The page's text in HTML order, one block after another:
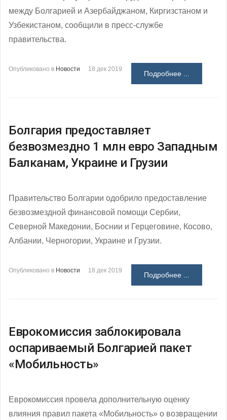
между Болгарией и Азербайджаном, Киргизстаном и
Узбекистаном, сообщили в пресс-службе
правительства.
Опубликовано в Новости 18 дек 2019
Подробнее ...
Болгария предоставляет
безвозмездно 1 млн евро Западным
Балканам, Украине и Грузии
Правительство Болгарии одобрило предоставление
безвозмездной финансовой помощи Сербии,
Северной Македонии, Боснии и Герцеговине, Косово,
Албании, Черногории, Украине и Грузии.
Опубликовано в Новости 18 дек 2019
Подробнее ...
Еврокомиссия заблокировала
оспариваемый Болгарией пакет
«Мобильность»
Еврокомиссия провела дополнительную оценку
влияния правил пакета «Мобильность» о возвращении